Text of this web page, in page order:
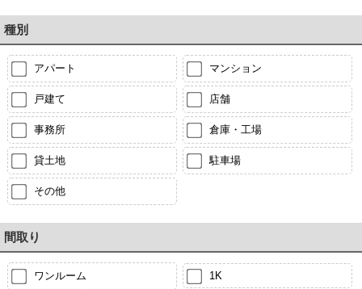
種別
アパート マンション
戸建て 店舗
事務所 倉庫・工場
貸土地 駐車場
その他
間取り
ワンルーム 1K